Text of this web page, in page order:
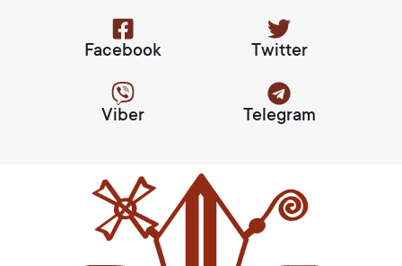
Facebook Twitter
Viber Telegram